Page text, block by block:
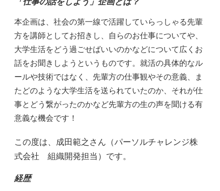
話
し
よ
本企画は、社会の第一線で活躍していらっしゃる先輩
方を講師としてお招きし、自らのお仕事についてや、
大学生活をどう過ごせばいいのかなどについて広くお
話をお聞きしようというものです。就活の具体的なル
ールや技術ではなく、先輩方の仕事観やその意義、ま
たどのような大学生活を送られていたのか、それが仕
事とどう繋がったのかなど先輩方の生の声を聞ける有
意義な機会です！
この度は、成田範之さん（パーソルチャレンジ株
式会社 組織開発担当）です。
経歴